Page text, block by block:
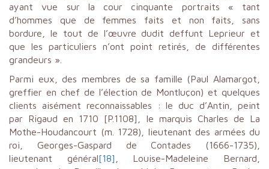
ayant vue sur la cour cinquante portraits « tant
d’hommes que de femmes faits et non faits, sans
bordure, le tout de l’œuvre dudit deffunt Leprieur et
que les particuliers n’ont point retirés, de différentes
grandeurs ».
Parmi eux, des membres de sa famille (Paul Alamargot,
greffier en chef de l’élection de Montluçon) et quelques
clients aisément reconnaissables : le duc d’Antin, peint
par Rigaud en 1710 [P.1108], le marquis Charles de La
Mothe-Houdancourt (m. 1728), lieutenant des armées du
roi, Georges-Gaspard de Contades (1666-1735),
lieutenant général[18] , Louise-Madeleine Bernard,